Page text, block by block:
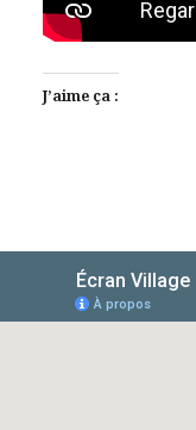
J’aime ça :
AlloCiné